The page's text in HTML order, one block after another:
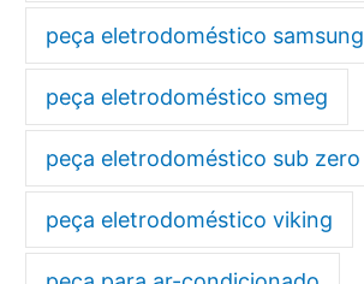
peça eletrodoméstico samsung
peça eletrodoméstico smeg
peça eletrodoméstico sub zero
peça eletrodoméstico viking